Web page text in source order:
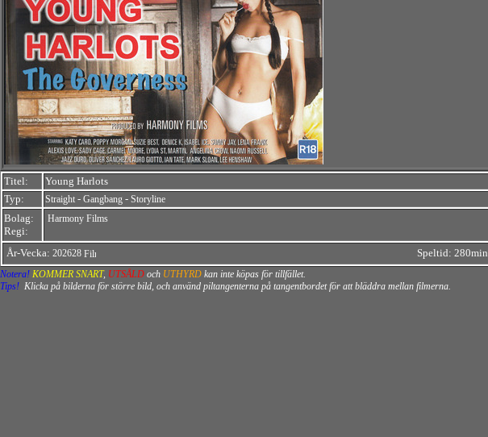
Titel:
Young Harlots
Typ:
Straight - Gangbang - Storyline
Bolag:
Regi:
Harmony Films
År-Vecka: 202628 Speltid: 280min
Notera! KOMMER SNART, UTSÅLD och UTHYRD kan inte köpas för tillfället.
Tips! Klicka på bilderna för större bild, och använd piltangenterna på tangentbordet för att bläddra mellan filmerna.